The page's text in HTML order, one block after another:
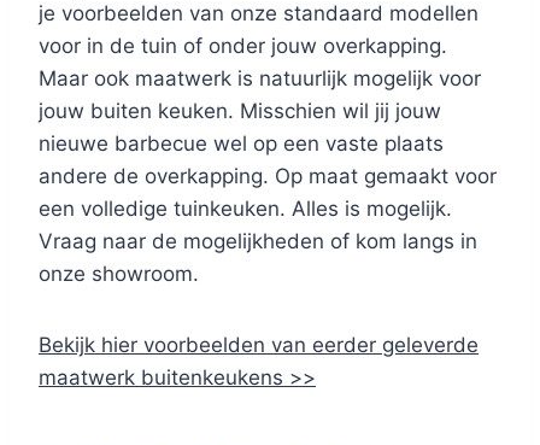
je voorbeelden van onze standaard modellen
voor in de tuin of onder jouw overkapping.
Maar ook maatwerk is natuurlijk mogelijk voor
jouw buiten keuken. Misschien wil jij jouw
nieuwe barbecue wel op een vaste plaats
andere de overkapping. Op maat gemaakt voor
een volledige tuinkeuken. Alles is mogelijk.
Vraag naar de mogelijkheden of kom langs in
onze showroom.
Bekijk hier voorbeelden van eerder geleverde
maatwerk buitenkeukens >>